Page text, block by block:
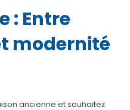
: Entre
modernité
ancienne et souhaitez